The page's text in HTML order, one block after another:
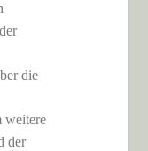
die
weitere
der